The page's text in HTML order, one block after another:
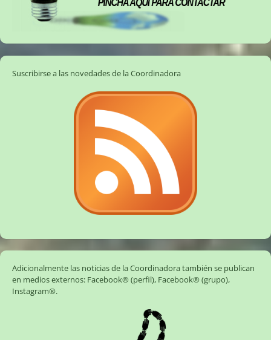
Suscribirse a las novedades de la Coordinadora
Adicionalmente las noticias de la Coordinadora también se publican
en medios externos: Facebook® (perfil), Facebook® (grupo),
Instagram®.